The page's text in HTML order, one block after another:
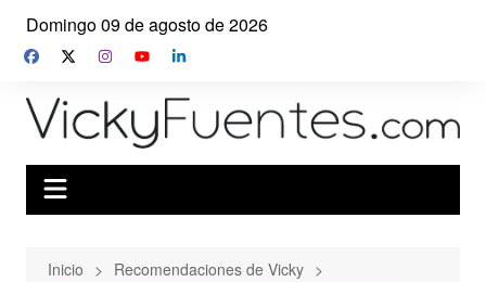
Saltar
contenido
Domingo 09 de agosto de 2026
Inicio
Recomendaciones de Vicky